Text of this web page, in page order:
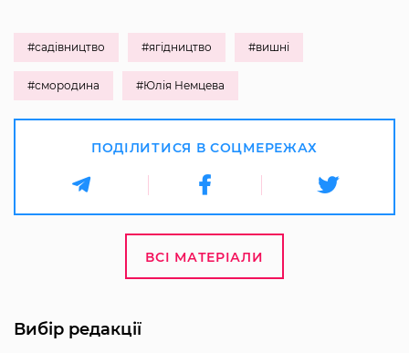
#садівництво #ягідництво #вишні
#смородина #Юлія Немцева
ПОДІЛИТИСЯ В СОЦМЕРЕЖАХ
ВСІ МАТЕРІАЛИ
Вибір редакції